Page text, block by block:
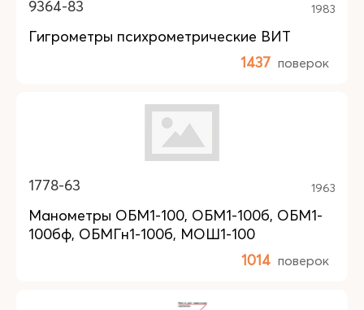
9364-83 1983
Гигрометры психрометрические ВИТ
1437 поверок
1778-63 1963
Манометры ОБМ1-100, ОБМ1-100б, ОБМ1-
100бф, ОБМГн1-100б, МОШ1-100
1014 поверок